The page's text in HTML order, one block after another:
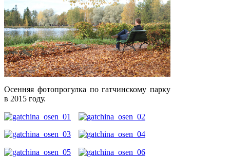
Осенняя фотопрогулка по гатчинскому парку
в 2015 году.